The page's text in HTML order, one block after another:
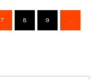
7 8 9 …